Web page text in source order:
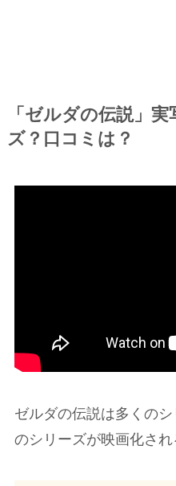
「ゼルダの伝説」
ズ？口コミは？
ゼルダの伝説は多くの
のシリーズが映画化され